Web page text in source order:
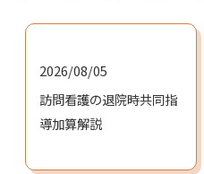
2026/08/05
訪問看護の退院時共同指
導加算解説